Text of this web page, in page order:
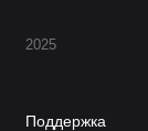
2025
Поддержка